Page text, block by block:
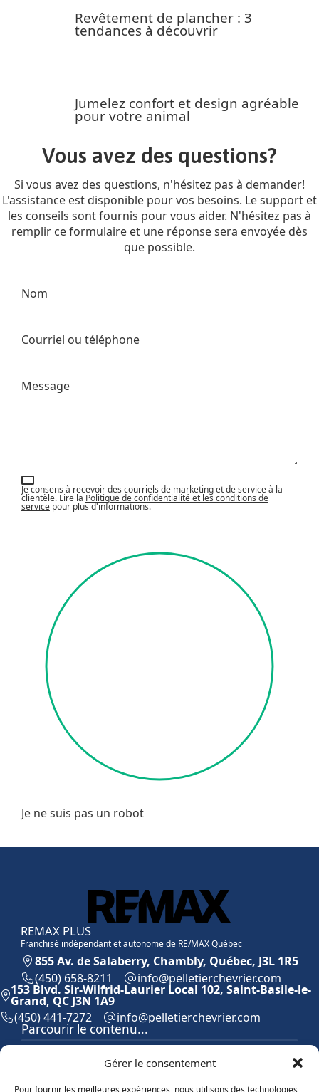
Gérer le consentement
Pour fournir les meilleures expériences, nous utilisons des technologies
Revêtement de plancher : 3
tendances à découvrir
Jumelez confort et design agréable
pour votre animal
Vous avez des questions?
Si vous avez des questions, n'hésitez pas à demander!
L'assistance est disponible pour vos besoins. Le support et
les conseils sont fournis pour vous aider. N'hésitez pas à
remplir ce formulaire et une réponse sera envoyée dès
que possible.
Nom
Courriel ou téléphone
Message
Je consens à recevoir des courriels de marketing et de service à la
clientèle. Lire la Politique de confidentialité et les conditions de
service pour plus d'informations.
Je ne suis pas un robot
REMAX PLUS
Franchisé indépendant et autonome de RE/MAX Québec
855 Av. de Salaberry, Chambly, Québec, J3L 1R5
(450) 658-8211
moc.reirvehcreitellep@ofni
153 Blvd. Sir-Wilfrid-Laurier Local 102, Saint-Basile-le-
Grand, QC J3N 1A9
(450) 441-7272
moc.reirvehcreitellep@ofni
Parcourir le contenu...
Propriétés